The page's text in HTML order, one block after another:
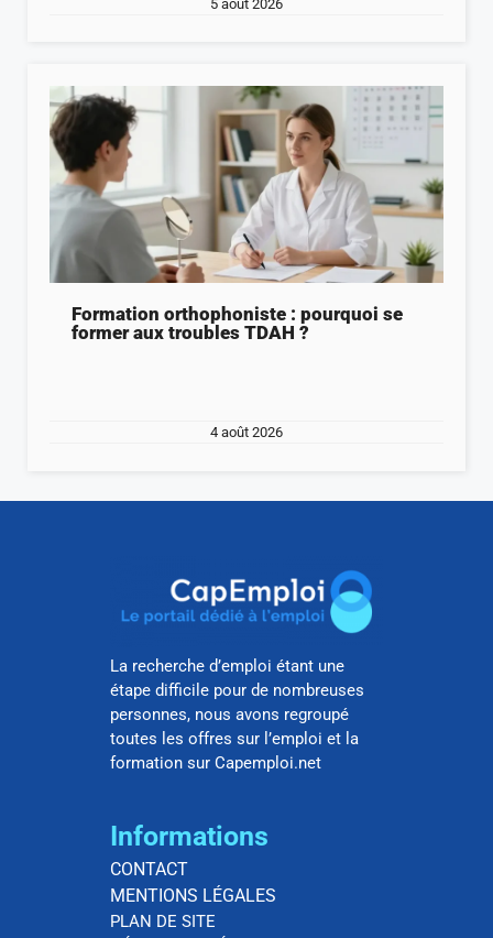
5 août 2026
Formation orthophoniste : pourquoi se
former aux troubles TDAH ?
4 août 2026
La recherche d’emploi étant une
étape difficile pour de nombreuses
personnes, nous avons regroupé
toutes les offres sur l’emploi et la
formation sur Capemploi.net
Informations
CONTACT
MENTIONS LÉGALES
PLAN DE SITE